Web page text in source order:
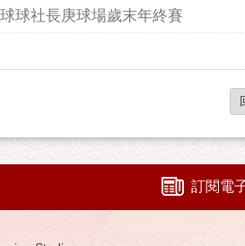
球社長庚球場歲末年終賽
訂閱電